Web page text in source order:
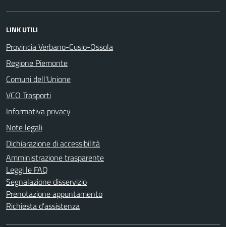
LINK UTILI
Provincia Verbano-Cusio-Ossola
Regione Piemonte
Comuni dell'Unione
VCO Trasporti
Informativa privacy
Note legali
Dichiarazione di accessibilità
Amministrazione trasparente
Leggi le FAQ
Segnalazione disservizio
Prenotazione appuntamento
Richiesta d'assistenza